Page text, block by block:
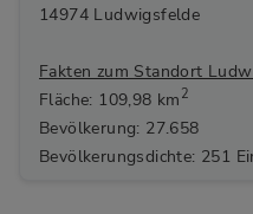
14974 Ludwigsfelde
Fakten zum Standort
Fläche: 109,98 km 2
Bevölkerung: 27.658
Bevölkerungsdichte: 251